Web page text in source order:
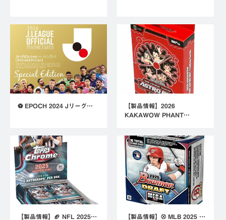
⚽ EPOCH 2024 Jリーグ…
【製品情報】2026
KAKAWOW PHANT…
【製品情報】🏈 NFL 2025… 【製品情報】⚾ MLB 2025 …